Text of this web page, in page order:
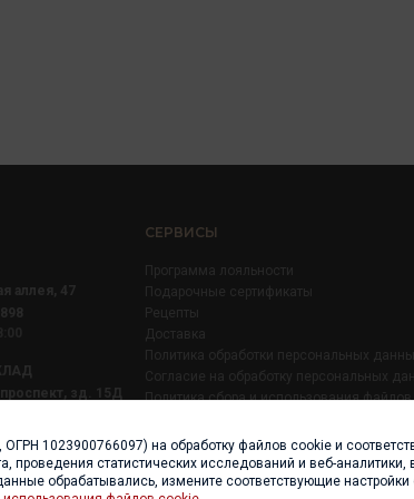
аллея, 47
зд. 15Д
СЕРВИСЫ
Программа лояльности
Подарочные сертификаты
Рецепты
Доставка
Политика обработки персональных данных
Согласие на обработку персональных
Политика сбора и использования
1023900766097) на обработку файлов cookie и
проведения статистических исследований и веб-аналитики,
обрабатывались, измените соответствующие настройки